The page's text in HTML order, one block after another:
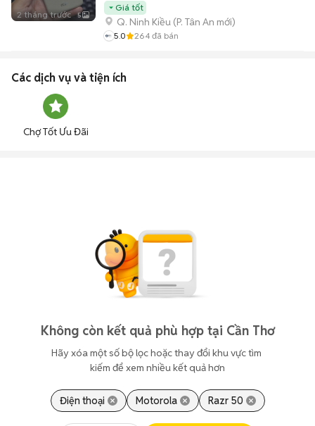
2 tháng trước 5
Giá tốt
Q. Ninh Kiều (P. Tân An mới)
5.0 264 đã bán
Các dịch vụ và tiện ích
Chợ Tốt Ưu Đãi
Không còn kết quả phù hợp tại Cần Thơ
Hãy xóa một số bộ lọc hoặc thay đổi khu vực tìm
kiếm để xem nhiều kết quả hơn
Điện thoại Motorola Razr 50